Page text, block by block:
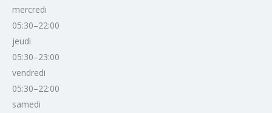
mercredi
05:30–22:00
jeudi
05:30–23:00
vendredi
05:30–22:00
samedi